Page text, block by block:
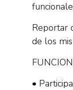
Reportar
de los
•